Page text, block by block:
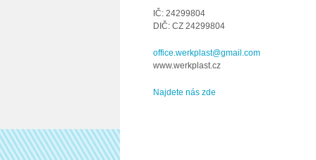
IČ: 24299804
DIČ: CZ 24299804
office.werkplast@gmail.com
www.werkplast.cz
Najdete nás zde